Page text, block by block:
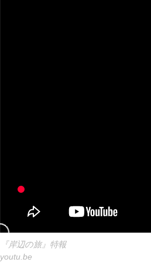
『岸辺の旅』特報
youtu.be